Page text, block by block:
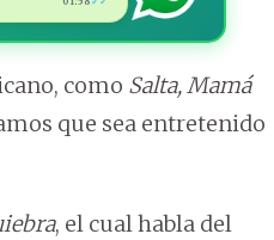
como Salta, Mamá
que sea entretenido
, el cual habla del